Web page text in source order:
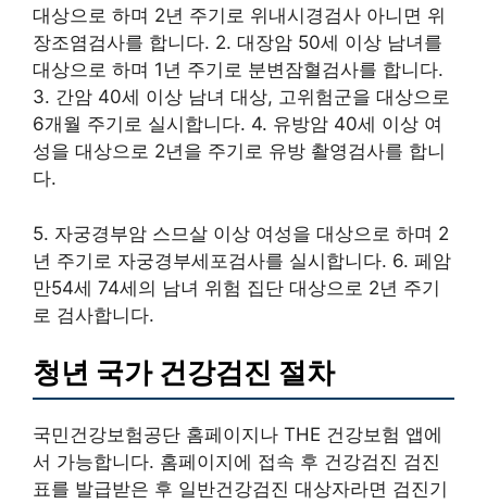
대상으로 하며 2년 주기로 위내시경검사 아니면 위
장조염검사를 합니다. 2. 대장암 50세 이상 남녀를
대상으로 하며 1년 주기로 분변잠혈검사를 합니다.
3. 간암 40세 이상 남녀 대상, 고위험군을 대상으로
6개월 주기로 실시합니다. 4. 유방암 40세 이상 여
성을 대상으로 2년을 주기로 유방 촬영검사를 합니
다.
5. 자궁경부암 스므살 이상 여성을 대상으로 하며 2
년 주기로 자궁경부세포검사를 실시합니다. 6. 페암
만54세 74세의 남녀 위험 집단 대상으로 2년 주기
로 검사합니다.
청년 국가 건강검진 절차
국민건강보험공단 홈페이지나 THE 건강보험 앱에
서 가능합니다. 홈페이지에 접속 후 건강검진 검진
표를 발급받은 후 일반건강검진 대상자라면 검진기